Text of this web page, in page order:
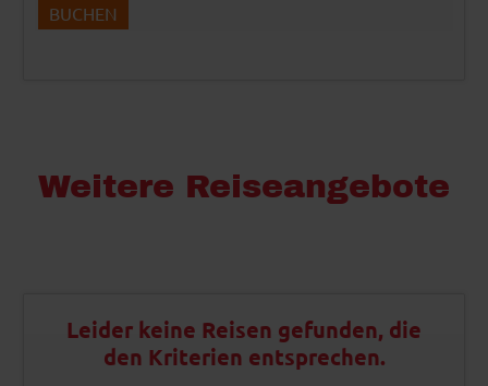
BUCHEN
Weitere Reiseangebote
Leider keine Reisen gefunden, die
den Kriterien entsprechen.